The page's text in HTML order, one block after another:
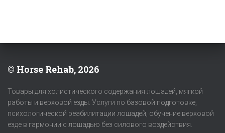
© Horse Rehab, 2026
Товары для холистического содержания лошадей, мягкой
работы и верховой езды. Услуги по базовой подготовке,
психологической реабилитации лошадей, обучение верховой
езде в гармонии с лошадью без силового воздействия.